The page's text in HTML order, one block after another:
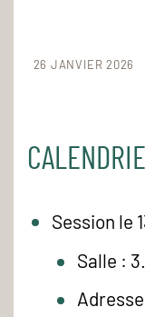
26 JANVIER 2026
Session le
Salle :